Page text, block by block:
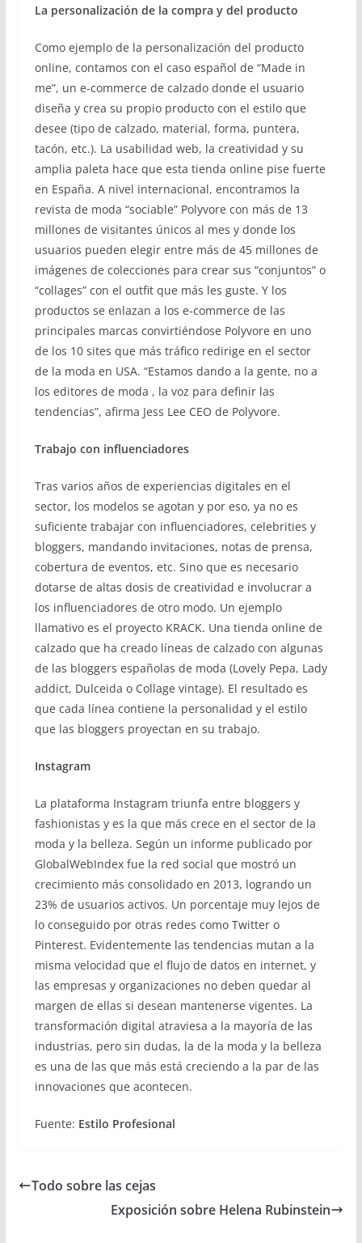
La personalización de la compra y del producto
Como ejemplo de la personalización del producto
online, contamos con el caso español de “Made in
me”, un e-commerce de calzado donde el usuario
diseña y crea su propio producto con el estilo que
desee (tipo de calzado, material, forma, puntera,
tacón, etc.). La usabilidad web, la creatividad y su
amplia paleta hace que esta tienda online pise fuerte
en España. A nivel internacional, encontramos la
revista de moda “sociable” Polyvore con más de 13
millones de visitantes únicos al mes y donde los
usuarios pueden elegir entre más de 45 millones de
imágenes de colecciones para crear sus “conjuntos” o
“collages” con el outfit que más les guste. Y los
productos se enlazan a los e-commerce de las
principales marcas convirtiéndose Polyvore en uno
de los 10 sites que más tráfico redirige en el sector
de la moda en USA. “Estamos dando a la gente, no a
los editores de moda , la voz para definir las
tendencias”, afirma Jess Lee CEO de Polyvore.
Trabajo con influenciadores
Tras varios años de experiencias digitales en el
sector, los modelos se agotan y por eso, ya no es
suficiente trabajar con influenciadores, celebrities y
bloggers, mandando invitaciones, notas de prensa,
cobertura de eventos, etc. Sino que es necesario
dotarse de altas dosis de creatividad e involucrar a
los influenciadores de otro modo. Un ejemplo
llamativo es el proyecto KRACK. Una tienda online de
calzado que ha creado líneas de calzado con algunas
de las bloggers españolas de moda (Lovely Pepa, Lady
addict, Dulceida o Collage vintage). El resultado es
que cada línea contiene la personalidad y el estilo
que las bloggers proyectan en su trabajo.
Instagram
La plataforma Instagram triunfa entre bloggers y
fashionistas y es la que más crece en el sector de la
moda y la belleza. Según un informe publicado por
GlobalWebIndex fue la red social que mostró un
crecimiento más consolidado en 2013, logrando un
23% de usuarios activos. Un porcentaje muy lejos de
lo conseguido por otras redes como Twitter o
Pinterest. Evidentemente las tendencias mutan a la
misma velocidad que el flujo de datos en internet, y
las empresas y organizaciones no deben quedar al
margen de ellas si desean mantenerse vigentes. La
transformación digital atraviesa a la mayoría de las
industrias, pero sin dudas, la de la moda y la belleza
es una de las que más está creciendo a la par de las
innovaciones que acontecen.
Fuente: Estilo Profesional
Todo sobre las cejas
Exposición sobre Helena Rubinstein